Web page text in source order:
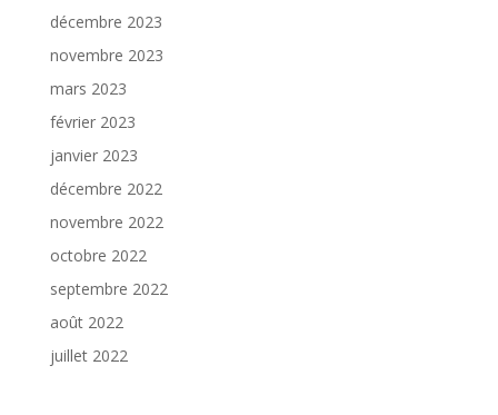
décembre 2023
novembre 2023
mars 2023
février 2023
janvier 2023
décembre 2022
novembre 2022
octobre 2022
septembre 2022
août 2022
juillet 2022